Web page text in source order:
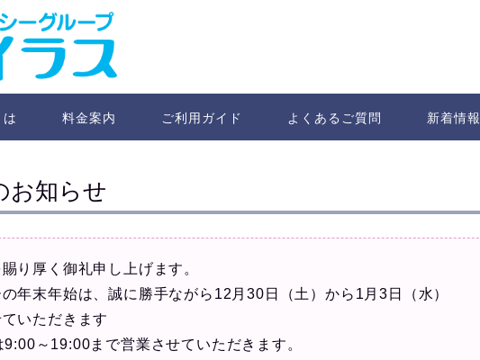
料金案内 ご利用ガイド よくあるご質問 新着情報
お知らせ
り厚く御礼申し上げます。
年末年始は、誠に勝手ながら12月30日（土）から1月3日（水）
いただきます
～19:00まで営業させていただきます。